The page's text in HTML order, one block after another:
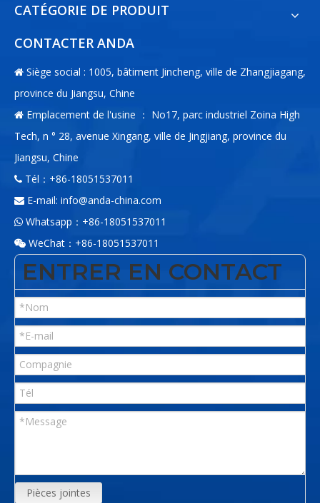
CATÉGORIE DE PRODUIT
CONTACTER ANDA
 Siège social : 1005, bâtiment Jincheng, ville de Zhangjiagang,
province du Jiangsu, Chine
 Emplacement de l'usine ： No17, parc industriel Zoina High
Tech, n ° 28, avenue Xingang, ville de Jingjiang, province du
Jiangsu, Chine
 Tél：+86-18051537011
 E-mail: info@anda-china.com
 Whatsapp：+86-18051537011
 WeChat：+86-18051537011
ENTRER EN CONTACT
Pièces jointes